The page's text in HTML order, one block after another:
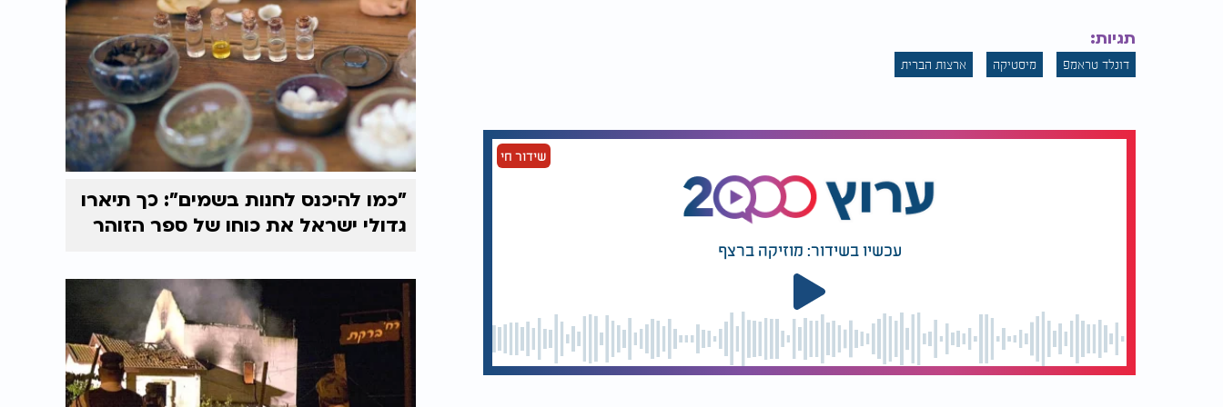
תגיות:
דונלד טראמפ מיסטיקה ארצות הברית
שידור חי
עכשיו בשידור: מוזיקה ברצף
"כמו להיכנס לחנות בשמים": כך תיארו
גדולי ישראל את כוחו של ספר הזוהר